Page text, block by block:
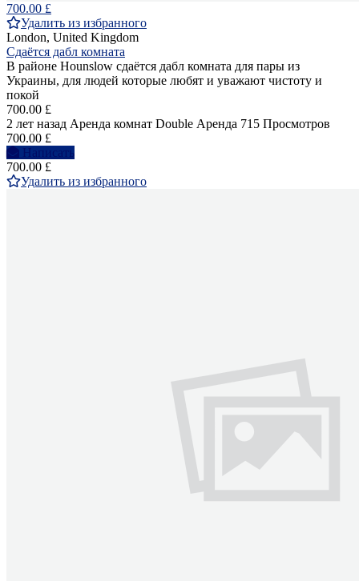
700.00 £
Удалить из избранного
London, United Kingdom
Сдаётся дабл комната
В районе Hounslow сдаётся дабл комната для пары из
Украины, для людей которые любят и уважают чистоту и
покой
700.00 £
2 лет назад Аренда комнат Double Аренда 715 Просмотров
700.00 £
Написать
700.00 £
Удалить из избранного